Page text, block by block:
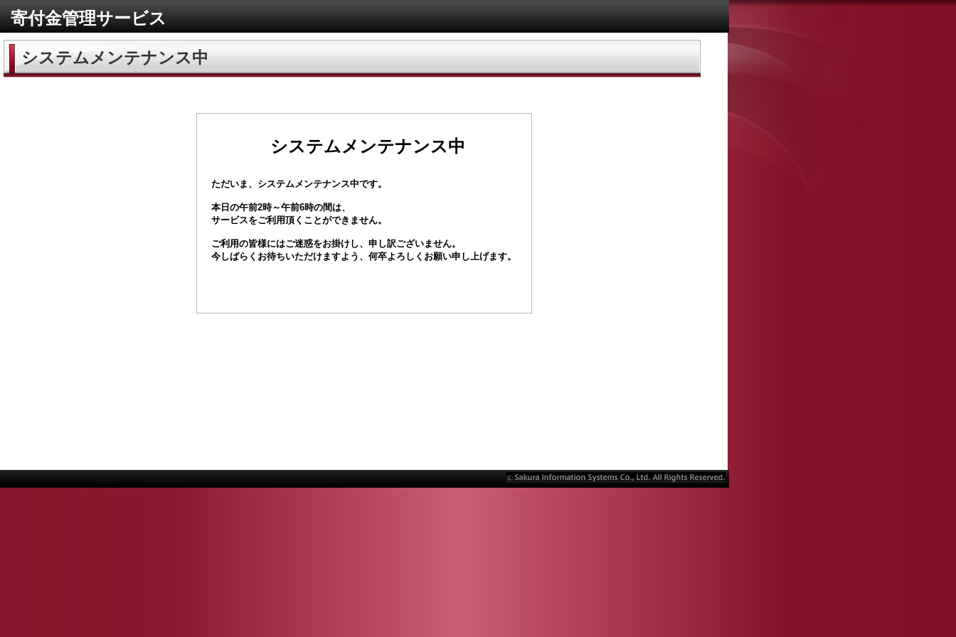
寄付金管理サービス
システムメンテナンス中
システムメンテナンス中
ただいま、システムメンテナンス中です。
本日の午前2時～午前6時の間は、
サービスをご利用頂くことができません。
ご利用の皆様にはご迷惑をお掛けし、申し訳ございません。
今しばらくお待ちいただけますよう、何卒よろしくお願い申し上げます。